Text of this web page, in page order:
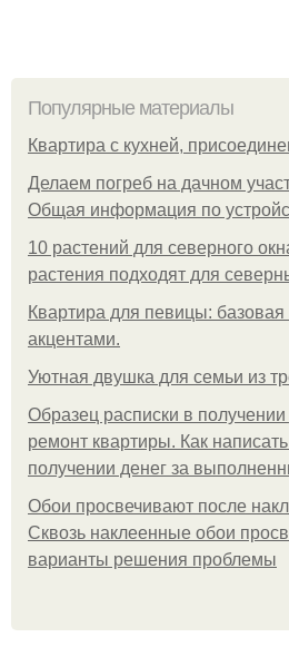
Популярные материалы
Квартира с кухней,
Делаем погреб на дачном
Общая информация по
10 растений для северного
растения подходят для
Квартира для певицы:
акцентами.
Уютная двушка для семьи из
Образец расписки в
ремонт квартиры. Как
получении денег за
Обои просвечивают после
Сквозь наклеенные обои
варианты решения проблемы